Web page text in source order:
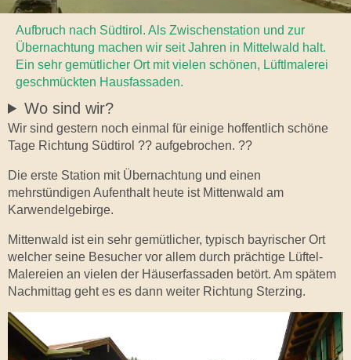
Aufbruch nach Südtirol. Als Zwischenstation und zur
Übernachtung machen wir seit Jahren in Mittelwald halt.
Ein sehr gemütlicher Ort mit vielen schönen, Lüftlmalerei
geschmückten Hausfassaden.
Wo sind wir?
Wir sind gestern noch einmal für einige hoffentlich schöne
Tage Richtung Südtirol ?? aufgebrochen. ??
Die erste Station mit Übernachtung und einen
mehrstündigen Aufenthalt heute ist Mittenwald am
Karwendelgebirge.
Mittenwald ist ein sehr gemütlicher, typisch bayrischer Ort
welcher seine Besucher vor allem durch prächtige Lüftel-
Malereien an vielen der Häuserfassaden betört. Am spätem
Nachmittag geht es es dann weiter Richtung Sterzing.